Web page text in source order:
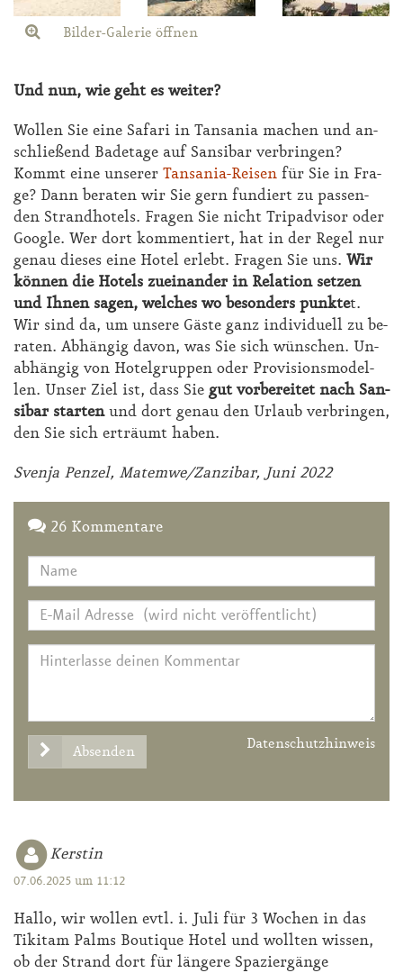
Bilder-Galerie öffnen
Und nun, wie geht es wei­ter?
Wol­len Sie ei­ne Sa­fa­ri in Tan­sa­nia ma­chen und an­
schlie­ßend Ba­de­ta­ge auf San­si­bar ver­brin­gen?
Kommt ei­ne un­se­rer Tan­sa­nia-Rei­sen für Sie in Fra­
ge? Dann be­ra­ten wir Sie gern fun­diert zu pas­sen­
den Strand­ho­tels. Fra­gen Sie nicht Tri­pad­vi­sor oder
Goog­le. Wer dort kom­men­tiert, hat in der Re­gel nur
ge­nau die­ses ei­ne Ho­tel er­lebt. Fra­gen Sie uns. Wir
kön­nen die Ho­tels zu­ein­an­der in Re­la­ti­on set­zen
und Ih­nen sa­gen, wel­ches wo be­son­ders punk­tet.
Wir sind da, um un­se­re Gäs­te ganz in­di­vi­du­ell zu be­
ra­ten. Ab­hän­gig da­von, was Sie sich wün­schen. Un­
ab­hän­gig von Ho­tel­grup­pen oder Pro­vi­si­ons­mo­del­
len. Un­ser Ziel ist, dass Sie gut vor­be­rei­tet nach San­
si­bar star­ten und dort ge­nau den Ur­laub ver­brin­gen,
den Sie sich er­träumt ha­ben.
Sven­ja Pen­zel, Ma­tem­we/Zan­zi­bar, Ju­ni 2022
26 Kommentare
Absenden Datenschutzhinweis
Kerstin
07.06.2025 um 11:12
Hallo, wir wollen evtl. i. Juli für 3 Wochen in das
Tikitam Palms Boutique Hotel und wollten wissen,
ob der Strand dort für längere Spaziergänge